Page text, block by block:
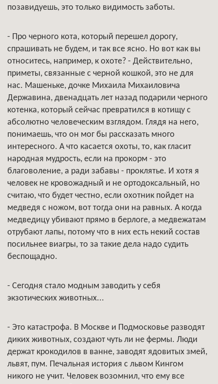
позавидуешь, это только видимость заботы.
- Про черного кота, который перешел дорогу,
спрашивать не будем, и так все ясно. Но вот как вы
относитесь, например, к охоте? - Действительно,
приметы, связанные с черной кошкой, это не для
нас. Машеньке, дочке Михаила Михаиловича
Державина, двенадцать лет назад подарили черного
котенка, который сейчас превратился в котищу с
абсолютно человеческим взглядом. Глядя на него,
понимаешь, что он мог бы рассказать много
интересного. А что касается охоты, то, как гласит
народная мудрость, если на прокорм - это
благоволение, а ради забавы - проклятье. И хотя я
человек не кровожадный и не ортодоксальный, но
считаю, что будет честно, если охотник пойдет на
медведя с ножом, вот тогда они на равных. А когда
медведицу убивают прямо в берлоге, а медвежатам
отрубают лапы, потому что в них есть некий состав
посильнее виагры, то за такие дела надо судить
беспощадно.
- Сегодня стало модным заводить у себя
экзотических животных...
- Это катастрофа. В Москве и Подмосковье разводят
диких животных, создают чуть ли не фермы. Люди
держат крокодилов в ванне, заводят ядовитых змей,
львят, пум. Печальная история с львом Кингом
никого не учит. Человек возомнил, что ему все